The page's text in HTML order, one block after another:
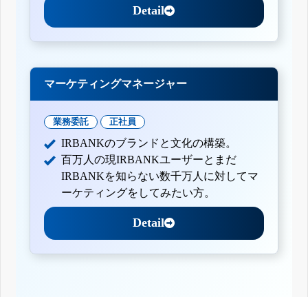
Detail
マーケティングマネージャー
業務委託 正社員
IRBANKのブランドと文化の構築。
百万人の現IRBANKユーザーとまだ
IRBANKを知らない数千万人に対してマ
ーケティングをしてみたい方。
Detail